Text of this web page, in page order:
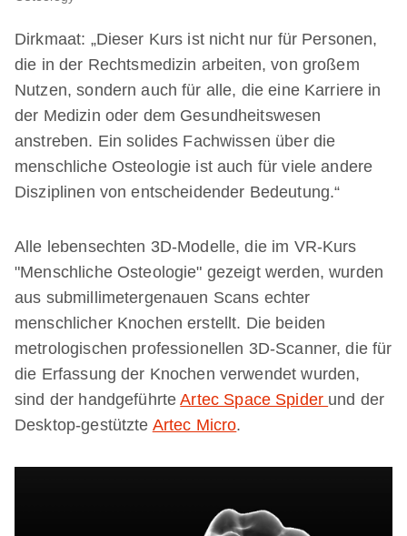
Dirkmaat: „Dieser Kurs ist nicht nur für Personen,
die in der Rechtsmedizin arbeiten, von großem
Nutzen, sondern auch für alle, die eine Karriere in
der Medizin oder dem Gesundheitswesen
anstreben. Ein solides Fachwissen über die
menschliche Osteologie ist auch für viele andere
Disziplinen von entscheidender Bedeutung.“
Alle lebensechten 3D-Modelle, die im VR-Kurs
"Menschliche Osteologie" gezeigt werden, wurden
aus submillimetergenauen Scans echter
menschlicher Knochen erstellt. Die beiden
metrologischen professionellen 3D-Scanner, die für
die Erfassung der Knochen verwendet wurden,
sind der handgeführteArtec Space Spider und der
Desktop-gestützte Artec Micro.